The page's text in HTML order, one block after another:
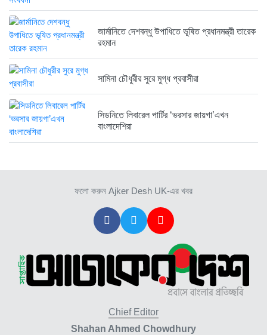
জার্মানিতে দেশবন্ধু উপাধিতে ভূষিত প্রধানমন্ত্রী তারেক
রহমান
সামিনা চৌধুরীর সুরে মুগ্ধ প্রবাসীরা
সিডনিতে লিবারেল পার্টির ‘ভরসার জায়গা’এখন
বাংলাদেশিরা
ফলো করুন Ajker Desh UK-এর খবর
Chief Editor
Shahan Ahmed Chowdhury